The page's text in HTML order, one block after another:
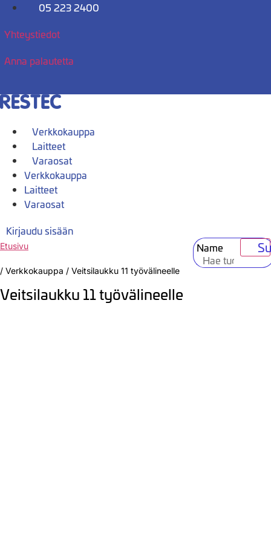
Mene
05 223 2400
Yhteystiedot
Anna palautetta
Verkkokauppa
Laitteet
Varaosat
Verkkokauppa
Laitteet
Varaosat
Kirjaudu sisään
Name
Etusivu
/ Verkkokauppa / Veitsilaukku 11 työvälineelle
Veitsilaukku 11 työvälineelle